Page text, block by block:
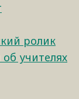
ролик
учителях